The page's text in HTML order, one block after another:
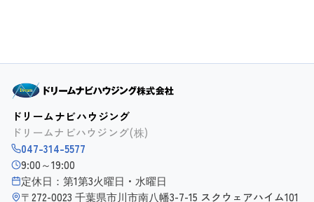
ドリームナビハウジング
ドリームナビハウジング(株)
047-314-5577
9:00～19:00
定休日：第1第3火曜日・水曜日
〒272-0023 千葉県市川市南八幡3-7-15 スクウェアハイム101